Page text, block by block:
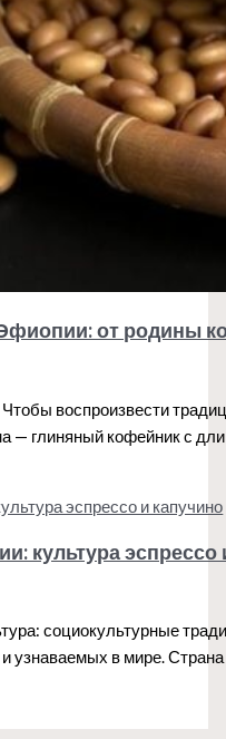
от родины
воспроизвести
— глиняный кофейник с
культура эспрессо
социокультурные
узнаваемых в мире.